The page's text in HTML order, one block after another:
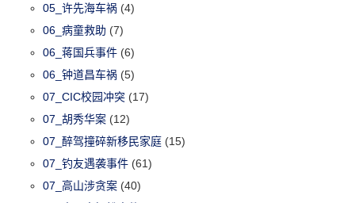
05_许先海车祸 (4)
06_病童救助 (7)
06_蒋国兵事件 (6)
06_钟道昌车祸 (5)
07_CIC校园冲突 (17)
07_胡秀华案 (12)
07_醉驾撞碎新移民家庭 (15)
07_钓友遇袭事件 (61)
07_高山涉贪案 (40)